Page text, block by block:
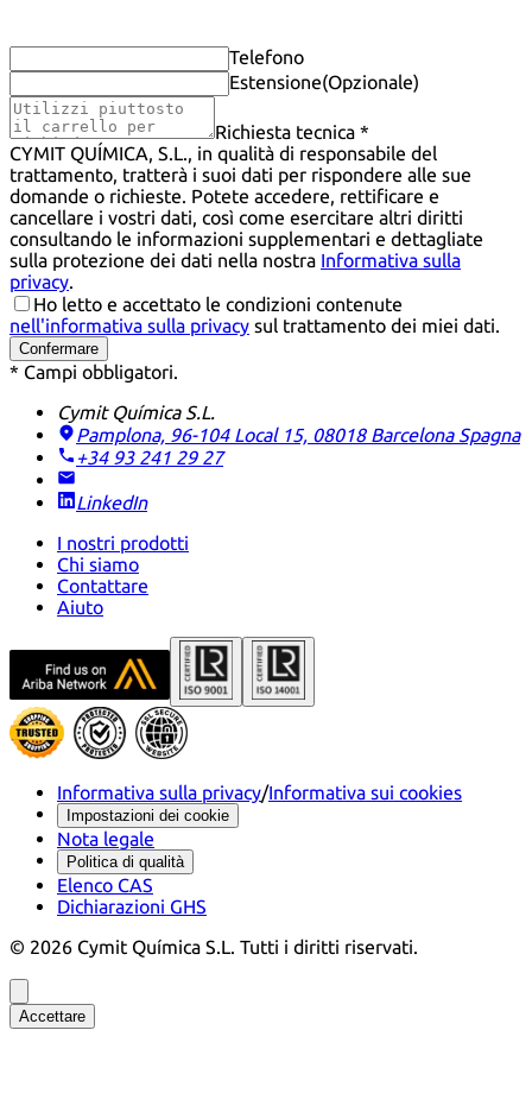
Telefono
Estensione(Opzionale)
Richiesta tecnica *
CYMIT QUÍMICA, S.L., in qualità di responsabile del
trattamento, tratterà i suoi dati per rispondere alle sue
domande o richieste. Potete accedere, rettificare e
cancellare i vostri dati, così come esercitare altri diritti
consultando le informazioni supplementari e dettagliate
sulla protezione dei dati nella nostra Informativa sulla
privacy.
Ho letto e accettato le condizioni contenute
nell'informativa sulla privacy sul trattamento dei miei dati.
Confermare
* Campi obbligatori.
Cymit Química S.L.
Pamplona, 96-104 Local 15, 08018 Barcelona Spagna
+34 93 241 29 27
LinkedIn
I nostri prodotti
Chi siamo
Contattare
Aiuto
Informativa sulla privacy/Informativa sui cookies
Impostazioni dei cookie
Nota legale
Politica di qualità
Elenco CAS
Dichiarazioni GHS
© 2026 Cymit Química S.L. Tutti i diritti riservati.
Accettare